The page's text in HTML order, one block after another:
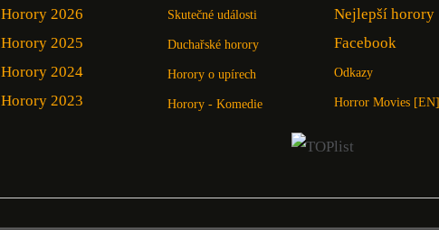
Horory 2026
Horory 2025
Horory 2024
Horory 2023
Skutečné události
Duchařské horory
Horory o upírech
Horory - Komedie
Nejlepší horory
Facebook
Odkazy
Horror Movies [EN]